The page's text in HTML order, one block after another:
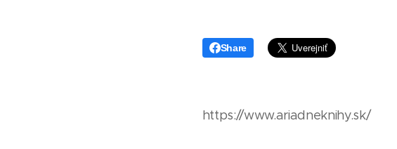
Share
https://www.ariadneknihy.sk/